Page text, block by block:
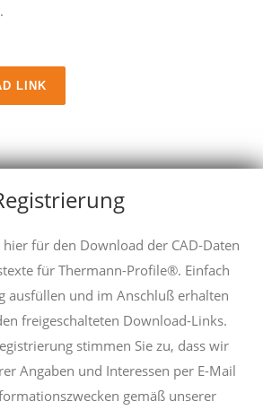
hier für den Download der CAD-Daten
für Thermann-Profile®. Einfach
ausfüllen und im Anschluß erhalten
freigeschalteten Download-Links.
stimmen Sie zu, dass wir
Angaben und Interessen per E-Mail
gemäß unserer